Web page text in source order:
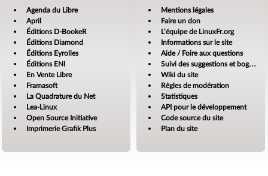
Agenda du Libre
April
Éditions D-BookeR
Éditions Diamond
Éditions Eyrolles
Éditions ENI
En Vente Libre
Framasoft
La Quadrature du Net
Lea-Linux
Open Source Initiative
Imprimerie Grafik Plus
Mentions légales
Faire un don
L’équipe de LinuxFr.org
Informations sur le site
Aide / Foire aux questions
Suivi des suggestions et bogues
Wiki du site
Règles de modération
Statistiques
API pour le développement
Code source du site
Plan du site